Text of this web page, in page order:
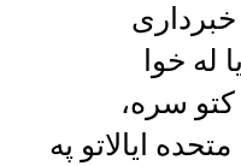
خبرداری
له خوا
کتو سره،
ایالاتو په